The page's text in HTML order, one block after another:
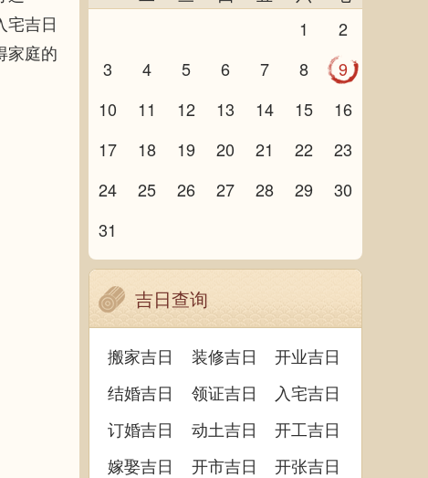
宅吉日
家庭的
1
2
3
4 5 6 7 8
9
10
11 12 13 14 15
16
17
18 19 20 21 22
23
24
25 26 27 28 29
30
31
吉日查询
搬家吉日 装修吉日
开业吉日
结婚吉日
领证吉日
入宅吉日
订婚吉日
动土吉日
开工吉日
嫁娶吉日
开市吉日
开张吉日